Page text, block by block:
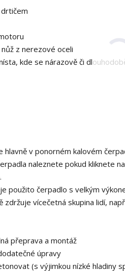
z nerezové oceli
kde se nárazově či
hlavně v ponorném kalovém
naleznete pokud kliknete
použito čerpadlo s velkým
vícečetná skupina lidí,
přeprava a montáž
úpravy
(s výjimkou nízké hladiny